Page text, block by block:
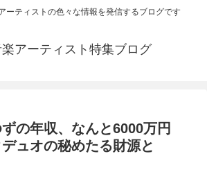
ーティストの色々な情報を発信するブログです
楽アーティスト特集ブログ
ずの年収、なんと6000万円
ュオの秘めたる財源と